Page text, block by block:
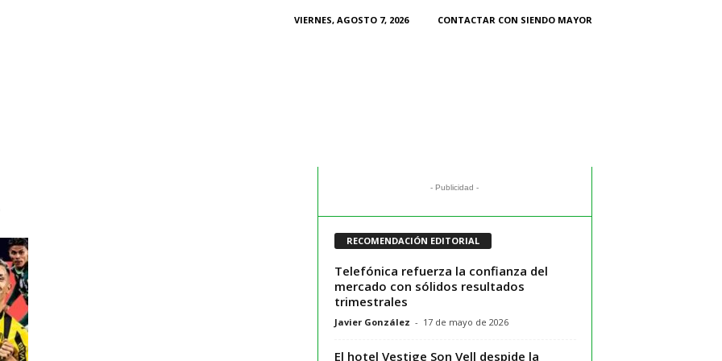
VIERNES, AGOSTO 7, 2026
CONTACTAR CON SIENDO MAYOR
- Publicidad -
RECOMENDACIÓN EDITORIAL
Telefónica refuerza la confianza del
mercado con sólidos resultados
trimestrales
Javier González - 17 de mayo de 2026
El hotel Vestige Son Vell despide la